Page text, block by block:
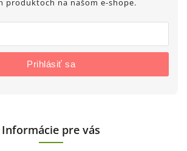
produktoch na našom e-shope.
Prihlásiť sa
Informácie pre vás